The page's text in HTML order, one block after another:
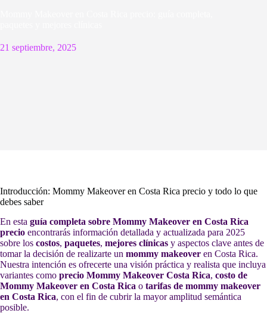
21 septiembre, 2025
Introducción: Mommy Makeover en Costa Rica precio y todo lo que
debes saber
En esta guía completa sobre Mommy Makeover en Costa Rica
precio encontrarás información detallada y actualizada para 2025
sobre los costos, paquetes, mejores clínicas y aspectos clave antes de
tomar la decisión de realizarte un mommy makeover en Costa Rica.
Nuestra intención es ofrecerte una visión práctica y realista que incluya
variantes como precio Mommy Makeover Costa Rica, costo de
Mommy Makeover en Costa Rica o tarifas de mommy makeover
en Costa Rica, con el fin de cubrir la mayor amplitud semántica
posible.